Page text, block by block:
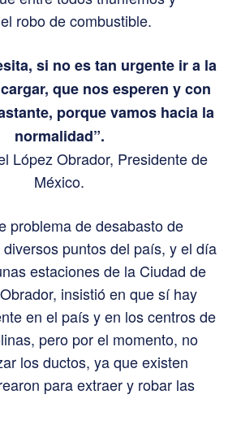
robo de combustible.
si no es tan urgente ir a la
que nos esperen y con
porque vamos hacia la
normalidad”.
López Obrador, Presidente de
México.
problema de desabasto de
puntos del país, y el día
estaciones de la Ciudad de
insistió en que sí hay
en el país y en los centros de
pero por el momento, no
los ductos, ya que existen
para extraer y robar las